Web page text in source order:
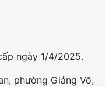
ngày 1/4/2025.
phường Giảng Võ,